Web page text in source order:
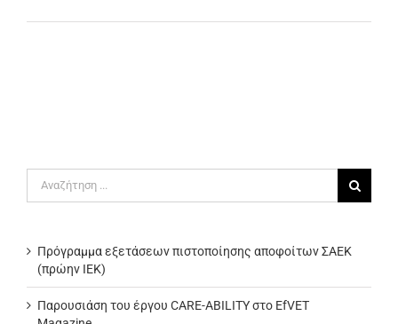
για:
Πρόγραμμα εξετάσεων πιστοποίησης αποφοίτων ΣΑΕΚ
(πρώην ΙΕΚ)
Παρουσιάση του έργου CARE-ABILITY στο EfVET